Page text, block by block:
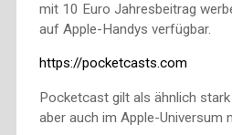
mit 10 Euro Jahresbeitrag
auf Apple-Handys verfügbar.
https://pocketcasts.com
Pocketcast gilt als ähnlich
aber auch im Apple-Universum